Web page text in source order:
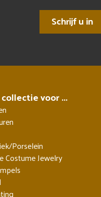
Schrijf u in
voor ...
Porselein
Costume Jewelry